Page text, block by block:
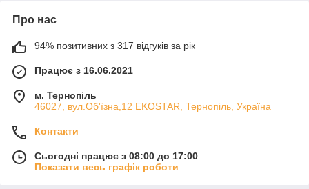
Про нас
94% позитивних з 317 відгуків за рік
Працює з 16.06.2021
м. Тернопіль
46027, вул.Об'їзна,12 EKOSTAR, Тернопіль, Україна
Контакти
Сьогодні працює з 08:00 до 17:00
Показати весь графік роботи